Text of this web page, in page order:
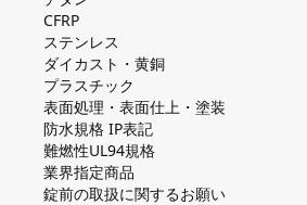
CFRP
ステンレス
ダイカスト・⻩銅
プラスチック
表面処理・表面仕上・塗装
防⽔規格 IP表記
難燃性UL94規格
業界指定商品
錠前の取扱に関するお願い